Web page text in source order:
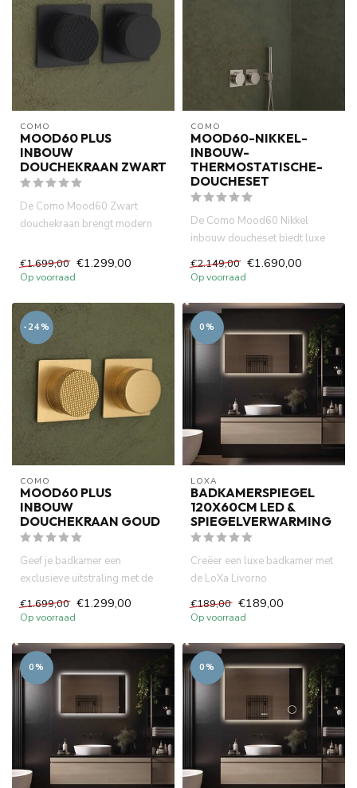
COMO
MOOD60 PLUS
INBOUW
DOUCHEKRAAN ZWART
De Como Mood60 Zwart
douchekraan brengt modern
krach...
€1.699,00 €1.299,00
Op voorraad
COMO
MOOD60-NIKKEL-
INBOUW-
THERMOSTATISCHE-
DOUCHESET
De Como Mood60 Nikkel
inbouw doucheset biedt luxe
uitstraling en optimaal
comfor...
€2.149,00 €1.690,00
Op voorraad
-24%
COMO
MOOD60 PLUS
INBOUW
DOUCHEKRAAN GOUD
Geef je badkamer een
exclusieve uitstraling met de
Como Mood60 Goud
douchekraan....
€1.699,00 €1.299,00
Op voorraad
0%
LOXA
BADKAMERSPIEGEL
120X60CM LED &
SPIEGELVERWARMING
Creëer een luxe badkamer met
de LoXa Livorno
badkamerspiegel 120x60 cm.
Voorzien...
€189,00 €189,00
Op voorraad
0% 0%